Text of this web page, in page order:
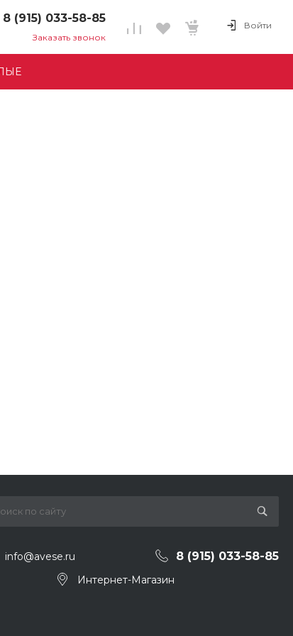
8 (915) 033-58-85
033-58-85
Магазин
Заказать звонок
Войти
info@avese.ru 8 (915) 033-58-85
Интернет-Магазин